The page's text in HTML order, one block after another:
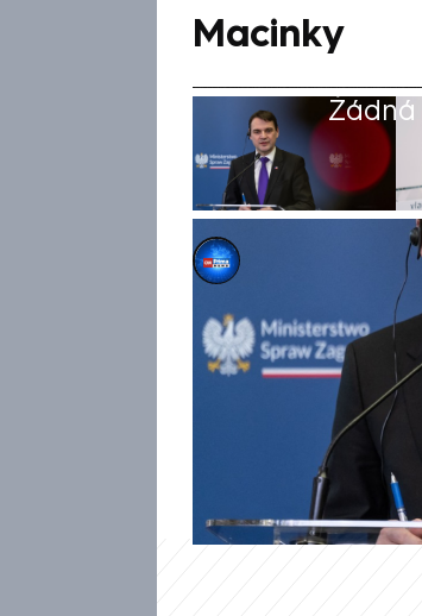
Macinky
Žádná
Michael Cardal
19. úno 2026, 12:17
Na Trumpovu
kvůli jeho konfliktu
bývalý ministr
americký prezident
sdílel i někdejší šéf
pochválil za odvahu.